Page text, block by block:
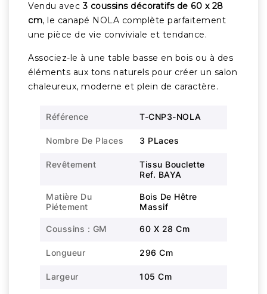
Vendu avec3 coussins décoratifs de 60 x 28
cm, le canapé NOLA complète parfaitement
une pièce de vie conviviale et tendance.
Associez-le à une table basse en bois ou à des
éléments aux tons naturels pour créer un salon
chaleureux, moderne et plein de caractère.
Référence T-CNP3-NOLA
Nombre De Places 3 PLaces
Revêtement
Tissu Bouclette
Ref. BAYA
Matière Du
Piétement
Bois De Hêtre
Massif
Coussins : GM 60 X 28 Cm
Longueur 296 Cm
Largeur 105 Cm